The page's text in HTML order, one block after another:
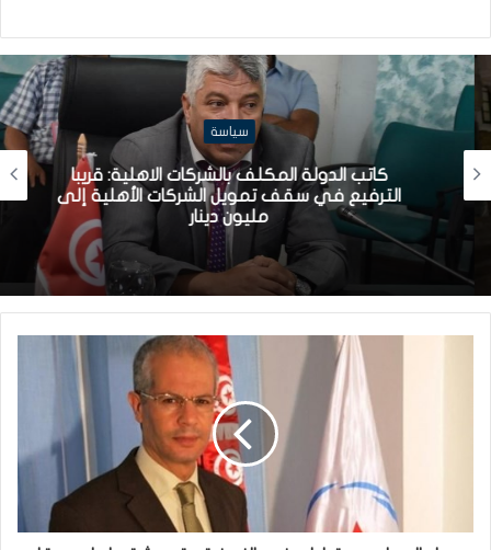
سياسة
كاتب الدولة المكلف بالشركات الاهلية: قريبا
الترفيع في سقف تمويل الشركات الأهلية إلى
مليون دينار